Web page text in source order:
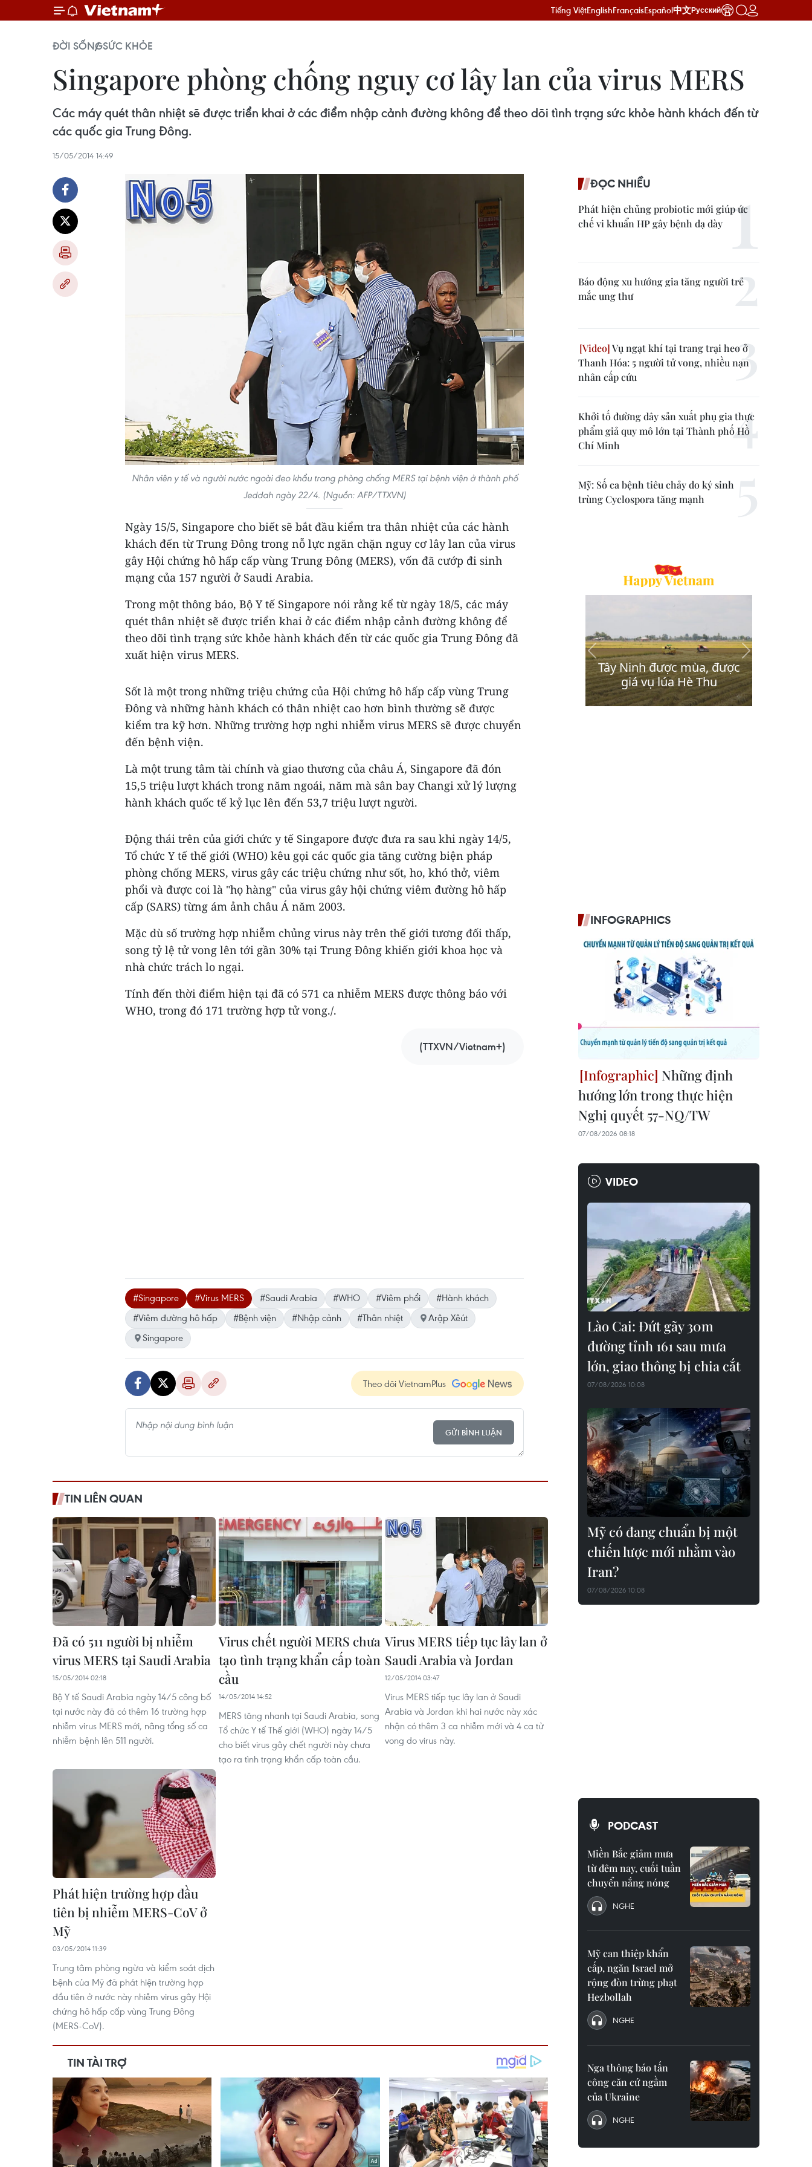
Tiếng ViệtEnglishFrançaisEspañol中文Русский
ĐỜI SỐNGSỨC KHỎE
Singapore phòng chống nguy cơ lây lan của virus MERS
Các máy quét thân nhiệt sẽ được triển khai ở các điểm nhập cảnh đường không để theo dõi tình trạng sức khỏe hành khách đến từ
các quốc gia Trung Đông.
15/05/2014 14:49
Nhân viên y tế và người nước ngoài đeo khẩu trang phòng chống MERS tại bệnh viện ở thành phố
Jeddah ngày 22/4. (Nguồn: AFP/TTXVN)
Ngày 15/5, Singapore cho biết sẽ bắt đầu kiểm tra thân nhiệt của các hành
khách đến từ Trung Đông trong nỗ lực ngăn chặn nguy cơ lây lan của virus
gây Hội chứng hô hấp cấp vùng Trung Đông (MERS), vốn đã cướp đi sinh
mạng của 157 người ở Saudi Arabia.
Trong một thông báo, Bộ Y tế Singapore nói rằng kể từ ngày 18/5, các máy
quét thân nhiệt sẽ được triển khai ở các điểm nhập cảnh đường không để
theo dõi tình trạng sức khỏe hành khách đến từ các quốc gia Trung Đông đã
xuất hiện virus MERS.
Sốt là một trong những triệu chứng của Hội chứng hô hấp cấp vùng Trung
Đông và những hành khách có thân nhiệt cao hơn bình thường sẽ được
kiểm tra kỹ hơn. Những trường hợp nghi nhiễm virus MERS sẽ được chuyển
đến bệnh viện.
Là một trung tâm tài chính và giao thương của châu Á, Singapore đã đón
15,5 triệu lượt khách trong năm ngoái, năm mà sân bay Changi xử lý lượng
hành khách quốc tế kỷ lục lên đến 53,7 triệu lượt người.
Động thái trên của giới chức y tế Singapore được đưa ra sau khi ngày 14/5,
Tổ chức Y tế thế giới (WHO) kêu gọi các quốc gia tăng cường biện pháp
phòng chống MERS, virus gây các triệu chứng như sốt, ho, khó thở, viêm
phổi và được coi là "họ hàng" của virus gây hội chứng viêm đường hô hấp
cấp (SARS) từng ám ảnh châu Á năm 2003.
Mặc dù số trường hợp nhiễm chủng virus này trên thế giới tương đối thấp,
song tỷ lệ tử vong lên tới gần 30% tại Trung Đông khiến giới khoa học và
nhà chức trách lo ngại.
Tính đến thời điểm hiện tại đã có 571 ca nhiễm MERS được thông báo với
WHO, trong đó 171 trường hợp tử vong./.
(TTXVN/Vietnam+)
#Singapore #Virus MERS #Saudi Arabia #WHO #Viêm phổi
#Hành khách
#Viêm đường hô hấp
#Bệnh viện #Nhập cảnh #Thân nhiệt
Arập Xêút
Singapore
Theo dõi VietnamPlus
GỬI BÌNH LUẬN
TIN LIÊN QUAN
Đã có 511 người bị nhiễm
virus MERS tại Saudi Arabia
15/05/2014 02:18
Bộ Y tế Saudi Arabia ngày 14/5 công bố
tại nước này đã có thêm 16 trường hợp
nhiễm virus MERS mới, nâng tổng số ca
nhiễm bệnh lên 511 người.
Virus chết người MERS chưa
tạo tình trạng khẩn cấp toàn
cầu
14/05/2014 14:52
MERS tăng nhanh tại Saudi Arabia, song
Tổ chức Y tế Thế giới (WHO) ngày 14/5
cho biết virus gây chết người này chưa
tạo ra tình trạng khẩn cấp toàn cầu.
Virus MERS tiếp tục lây lan ở
Saudi Arabia và Jordan
12/05/2014 03:47
Virus MERS tiếp tục lây lan ở Saudi
Arabia và Jordan khi hai nước này xác
nhận có thêm 3 ca nhiễm mới và 4 ca tử
vong do virus này.
Phát hiện trường hợp đầu
tiên bị nhiễm MERS-CoV ở
Mỹ
03/05/2014 11:39
Trung tâm phòng ngừa và kiểm soát dịch
bệnh của Mỹ đã phát hiện trường hợp
đầu tiên ở nước này nhiễm virus gây Hội
chứng hô hấp cấp vùng Trung Đông
(MERS-CoV).
ĐỌC NHIỀU
Phát hiện chủng probiotic mới giúp ức
chế vi khuẩn HP gây bệnh dạ dày
Báo động xu hướng gia tăng người trẻ
mắc ung thư
Vụ ngạt khí tại trang trại heo ở
Thanh Hóa: 5 người tử vong, nhiều nạn
nhân cấp cứu
Khởi tố đường dây sản xuất phụ gia thực
phẩm giả quy mô lớn tại Thành phố Hồ
Chí Minh
Mỹ: Số ca bệnh tiêu chảy do ký sinh
trùng Cyclospora tăng mạnh
INFOGRAPHICS
Những định
hướng lớn trong thực hiện
Nghị quyết 57-NQ/TW
07/08/2026 08:18
VIDEO
Lào Cai: Đứt gãy 30m
đường tỉnh 161 sau mưa
lớn, giao thông bị chia cắt
07/08/2026 10:08
Mỹ có đang chuẩn bị một
chiến lược mới nhằm vào
Iran?
07/08/2026 10:08
PODCAST
Miền Bắc giảm mưa
từ đêm nay, cuối tuần
chuyển nắng nóng
NGHE
Mỹ can thiệp khẩn
cấp, ngăn Israel mở
rộng đòn trừng phạt
Hezbollah
NGHE
Nga thông báo tấn
công căn cứ ngầm
của Ukraine
NGHE